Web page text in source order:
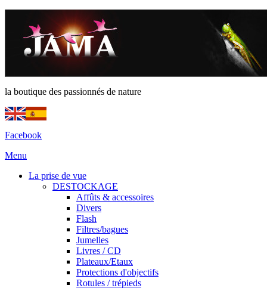
la boutique des passionnés de nature
Facebook
Menu
La prise de vue
DESTOCKAGE
Affûts & accessoires
Divers
Flash
Filtres/bagues
Jumelles
Livres / CD
Plateaux/Etaux
Protections d'objectifs
Rotules / trépieds